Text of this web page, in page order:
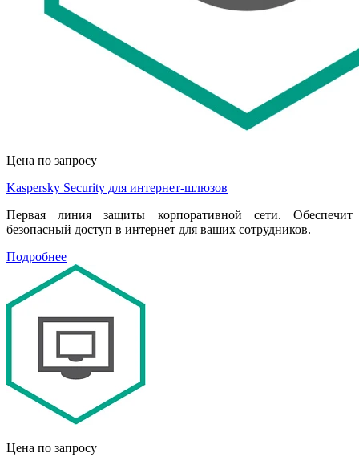
Цена по запросу
Kaspersky Security для интернет-шлюзов
Первая линия защиты корпоративной сети. Обеспечит
безопасный доступ в интернет для ваших сотрудников.
Подробнее
Цена по запросу